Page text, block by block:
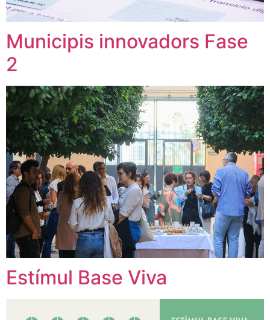
Municipis innovadors Fase
2
Estímul Base Viva